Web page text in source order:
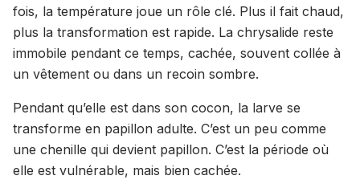
fois, la température joue un rôle clé. Plus il fait chaud,
plus la transformation est rapide. La chrysalide reste
immobile pendant ce temps, cachée, souvent collée à
un vêtement ou dans un recoin sombre.
Pendant qu’elle est dans son cocon, la larve se
transforme en papillon adulte. C’est un peu comme
une chenille qui devient papillon. C’est la période où
elle est vulnérable, mais bien cachée.